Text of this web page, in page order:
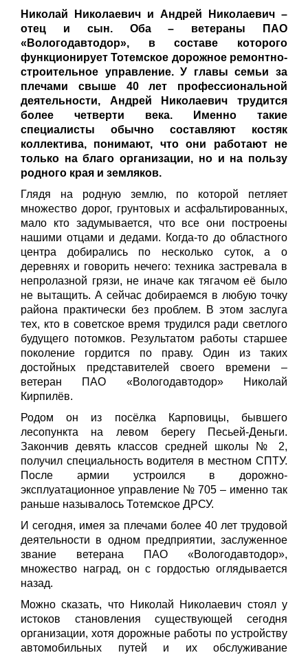
Николай Николаевич и Андрей Николаевич –
отец и сын. Оба – ветераны ПАО
«Вологодавтодор», в составе которого
функционирует Тотемское дорожное ремонтно-
строительное управление. У главы семьи за
плечами свыше 40 лет профессиональной
деятельности, Андрей Николаевич трудится
более четверти века. Именно такие
специалисты обычно составляют костяк
коллектива, понимают, что они работают не
только на благо организации, но и на пользу
родного края и земляков.
Глядя на родную землю, по которой петляет
множество дорог, грунтовых и асфальтированных,
мало кто задумывается, что все они построены
нашими отцами и дедами. Когда-то до областного
центра добирались по несколько суток, а о
деревнях и говорить нечего: техника застревала в
непролазной грязи, не иначе как тягачом её было
не вытащить. А сейчас добираемся в любую точку
района практически без проблем. В этом заслуга
тех, кто в советское время трудился ради светлого
будущего потомков. Результатом работы старшее
поколение гордится по праву. Один из таких
достойных представителей своего времени –
ветеран ПАО «Вологодавтодор» Николай
Кирпилёв.
Родом он из посёлка Карповицы, бывшего
лесопункта на левом берегу Песьей-Деньги.
Закончив девять классов средней школы № 2,
получил специальность водителя в местном СПТУ.
После армии устроился в дорожно-
эксплуатационное управление № 705 – именно так
раньше называлось Тотемское ДРСУ.
И сегодня, имея за плечами более 40 лет трудовой
деятельности в одном предприятии, заслуженное
звание ветерана ПАО «Вологодавтодор»,
множество наград, он с гордостью оглядывается
назад.
Можно сказать, что Николай Николаевич стоял у
истоков становления существующей сегодня
организации, хотя дорожные работы по устройству
автомобильных путей и их обслуживание